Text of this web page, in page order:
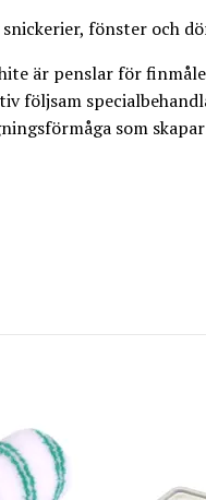
fönster och
är penslar för
följsam
som